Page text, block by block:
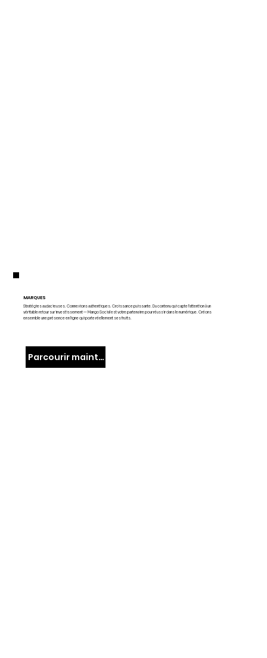
MARQUES
Stratégies audacieuses. Connexions authentiques. Croissance puissante. Du contenu qui capte l'attention à un
véritable retour sur investissement — Mango Social est votre partenaire pour réussir dans le numérique. Créons
ensemble une présence en ligne qui porte réellement ses fruits.
Parcourir maintenant